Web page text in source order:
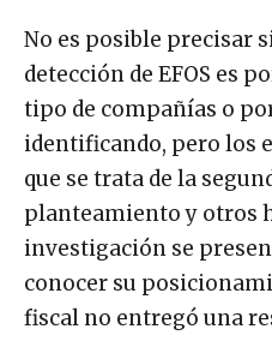
No es posible precisar
detección de EFOS es
tipo de compañías o
identificando, pero los
que se trata de la
planteamiento y otros
investigación se
conocer su
fiscal no entregó una